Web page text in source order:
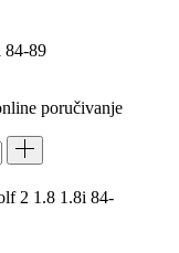
poručivanje
2 1.8 1.8i 84-